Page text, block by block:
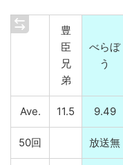
豊
臣
兄
弟
べらぼ
う
Ave. 11.5 9.49
50回 放送無